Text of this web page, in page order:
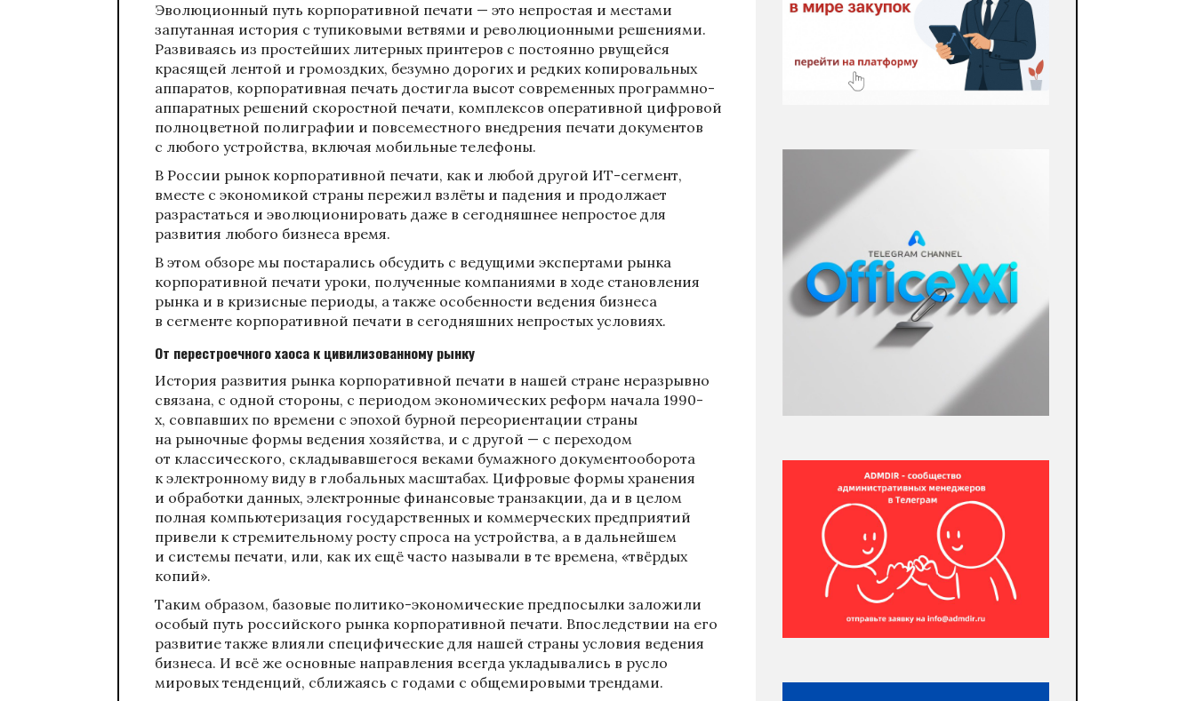
Эволюционный путь корпоративной печати — это непростая и местами
запутанная история с тупиковыми ветвями и революционными решениями.
Развиваясь из простейших литерных принтеров с постоянно рвущейся
красящей лентой и громоздких, безумно дорогих и редких копировальных
аппаратов, корпоративная печать достигла высот современных программно-
аппаратных решений скоростной печати, комплексов оперативной цифровой
полноцветной полиграфии и повсеместного внедрения печати документов
с любого устройства, включая мобильные телефоны.
В России рынок корпоративной печати, как и любой другой ИТ-сегмент,
вместе с экономикой страны пережил взлёты и падения и продолжает
разрастаться и эволюционировать даже в сегодняшнее непростое для
развития любого бизнеса время.
В этом обзоре мы постарались обсудить с ведущими экспертами рынка
корпоративной печати уроки, полученные компаниями в ходе становления
рынка и в кризисные периоды, а также особенности ведения бизнеса
в сегменте корпоративной печати в сегодняшних непростых условиях.
От перестроечного хаоса к цивилизованному рынку
История развития рынка корпоративной печати в нашей стране неразрывно
связана, с одной стороны, с периодом экономических реформ начала 1990-
х, совпавших по времени с эпохой бурной переориентации страны
на рыночные формы ведения хозяйства, и с другой — с переходом
от классического, складывавшегося веками бумажного документооборота
к электронному виду в глобальных масштабах. Цифровые формы хранения
и обработки данных, электронные финансовые транзакции, да и в целом
полная компьютеризация государственных и коммерческих предприятий
привели к стремительному росту спроса на устройства, а в дальнейшем
и системы печати, или, как их ещё часто называли в те времена, «твёрдых
копий».
Таким образом, базовые политико-экономические предпосылки заложили
особый путь российского рынка корпоративной печати. Впоследствии на его
развитие также влияли специфические для нашей страны условия ведения
бизнеса. И всё же основные направления всегда укладывались в русло
мировых тенденций, сближаясь с годами с общемировыми трендами.